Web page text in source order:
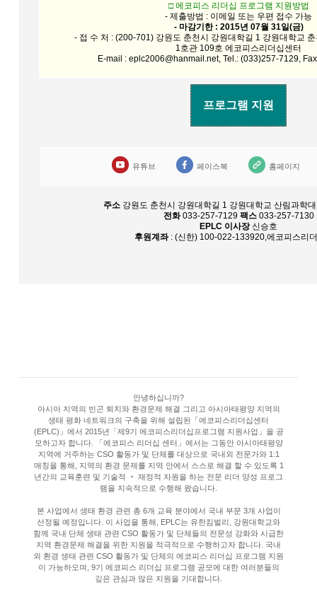
□ 에코피스 리더십 프로그램 지원방법
- 제출방법 : 이메일 또는 우편 접수 가능
- 마감기한 : 2015년 07월 31일(금)
- 접 수 처 : (200-701) 강원도 춘천시 강원대학길 1 강원대학교
1호관 109호 에코피스리더십센터
E-mail : eplc2006@hanmail.net, Tel.: (033)257-7129,
프로그램 지원
유튜브 페이스북 홈페이지
주소강원도 춘천시 강원대학길 1 강원대학교 산림과학
전화033-257-7129 팩스033-257-7130
EPLC 이사장신승호
후원계좌 : (신한) 100-022-133920,에코피스리
안녕하십니까?
아시아 지역의 빈곤 퇴치와 환경문제 해결 그리고 아시아태평양 지역의
생태 평화 네트워크의 구축을 위해 설립된「에코피스리더십센터
(EPLC)」에서 2015년「제9기 에코피스리더십프로그램 지원사업」을 공
모하고자 합니다. 「에코피스 리더십 센터」에서는 그동안 아시아태평양
지역에 거주하는 CSO 활동가 및 단체를 대상으로 국내외 전문가와 1:1
매칭을 통해, 지역의 환경 문제를 지역 안에서 스스로 해결 할 수 있도록 1
년간의 교육훈련 및 기술적 ‧ 재정적 자원을 하는 전문 리더 양성 프로그
램을 지속적으로 수행해 왔습니다.
본 사업에서 생태 환경 관련 총 6개 교육 분야에서 국내 부문 3개 사업이
선정될 예정입니다. 이 사업을 통해, EPLC는 유한킴벌리, 강원대학교와
함께 국내 단체 생태 관련 CSO 활동가 및 단체들의 전문성 강화와 시급한
지역 환경문제 해결을 위한 지원을 적극적으로 수행하고자 합니다. 국내
외 환경 생태 관련 CSO 활동가 및 단체의 에코피스 리더십 프로그램 지원
이 가능하오며, 9기 에코피스 리더십 프로그램 공모에 대한 여러분들의
깊은 관심과 많은 지원을 기대합니다.